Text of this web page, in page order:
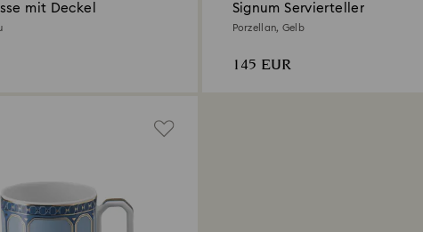
mit Deckel Signum Servierteller
Porzellan, Gelb
145 EUR